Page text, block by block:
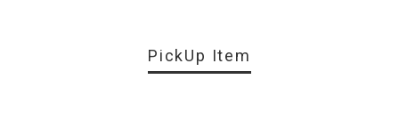
PickUp Item